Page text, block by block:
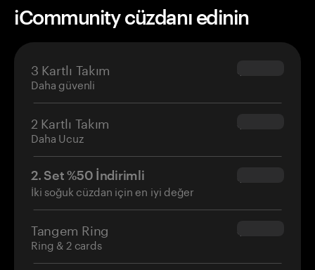
iCommunity cüzdanı edinin
3 Kartlı Takım
Daha güvenli
$69.90
2 Kartlı Takım
Daha Ucuz
$54.90
2. Set %50 İndirimli
İki soğuk cüzdan için en iyi değer
$34.95
Tangem Ring
Ring & 2 cards
$160.00